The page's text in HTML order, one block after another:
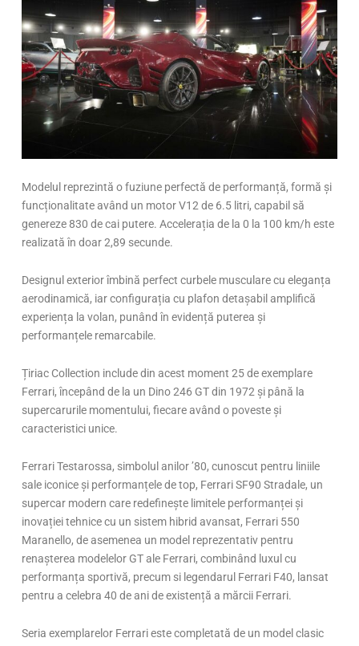
Modelul reprezintă o fuziune perfectă de performanță, formă și
funcționalitate având un motor V12 de 6.5 litri, capabil să
genereze 830 de cai putere. Accelerația de la 0 la 100 km/h este
realizată în doar 2,89 secunde.
Designul exterior îmbină perfect curbele musculare cu eleganța
aerodinamică, iar configurația cu plafon detașabil amplifică
experiența la volan, punând în evidență puterea și
performanțele remarcabile.
Țiriac Collection include din acest moment 25 de exemplare
Ferrari, începând de la un Dino 246 GT din 1972 și până la
supercarurile momentului, fiecare având o poveste și
caracteristici unice.
Ferrari Testarossa, simbolul anilor ’80, cunoscut pentru liniile
sale iconice și performanțele de top, Ferrari SF90 Stradale, un
supercar modern care redefinește limitele performanței și
inovației tehnice cu un sistem hibrid avansat, Ferrari 550
Maranello, de asemenea un model reprezentativ pentru
renașterea modelelor GT ale Ferrari, combinând luxul cu
performanța sportivă, precum si legendarul Ferrari F40, lansat
pentru a celebra 40 de ani de existență a mărcii Ferrari.
Seria exemplarelor Ferrari este completată de un model clasic